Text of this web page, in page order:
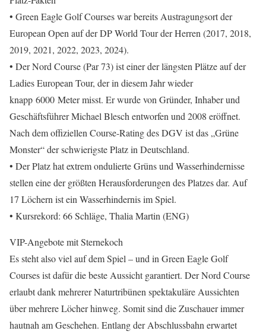
• Green Eagle Golf Courses war bereits Austragungsort der
European Open auf der DP World Tour der Herren (2017, 2018,
2019, 2021, 2022, 2023, 2024).
• Der Nord Course (Par 73) ist einer der längsten Plätze auf der
Ladies European Tour, der in diesem Jahr wieder
knapp 6000 Meter misst. Er wurde von Gründer, Inhaber und
Geschäftsführer Michael Blesch entworfen und 2008 eröffnet.
Nach dem offiziellen Course-Rating des DGV ist das „Grüne
Monster“ der schwierigste Platz in Deutschland.
• Der Platz hat extrem ondulierte Grüns und Wasserhindernisse
stellen eine der größten Herausforderungen des Platzes dar. Auf
17 Löchern ist ein Wasserhindernis im Spiel.
• Kursrekord: 66 Schläge, Thalia Martin (ENG)
VIP-Angebote mit Sternekoch
Es steht also viel auf dem Spiel – und in Green Eagle Golf
Courses ist dafür die beste Aussicht garantiert. Der Nord Course
erlaubt dank mehrerer Naturtribünen spektakuläre Aussichten
über mehrere Löcher hinweg. Somit sind die Zuschauer immer
hautnah am Geschehen. Entlang der Abschlussbahn erwartet